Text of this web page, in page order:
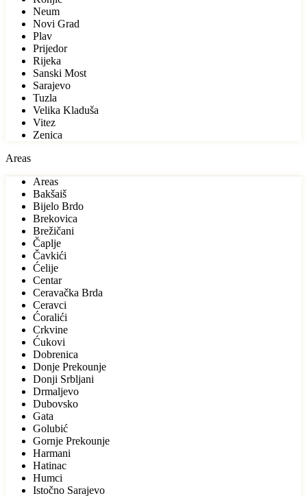
Neum
Novi Grad
Plav
Prijedor
Rijeka
Sanski Most
Sarajevo
Tuzla
Velika Kladuša
Vitez
Zenica
Areas
Areas
Bakšaiš
Bijelo Brdo
Brekovica
Brežičani
Čaplje
Čavkići
Ćelije
Centar
Ceravačka Brda
Ceravci
Ćoralići
Crkvine
Ćukovi
Dobrenica
Donje Prekounje
Donji Srbljani
Drmaljevo
Dubovsko
Gata
Golubić
Gornje Prekounje
Harmani
Hatinac
Humci
Istočno Sarajevo